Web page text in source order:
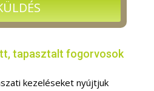
tapasztalt fogorvosok
kezeléseket nyújtjuk